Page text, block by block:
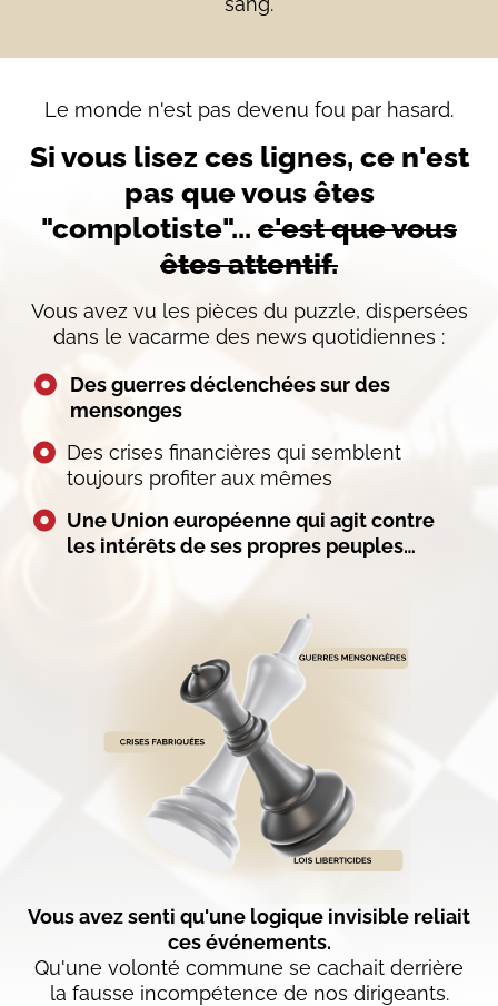
Le monde n'est pas devenu fou par hasard.
Si vous lisez ces lignes, ce n'est
pas que vous êtes
"complotiste"... c'est que vous
êtes attentif.
Vous avez vu les pièces du puzzle, dispersées
dans le vacarme des news quotidiennes :
Des guerres déclenchées sur des
mensonges
Des crises financières qui semblent
toujours profiter aux mêmes
Une Union européenne qui agit contre
les intérêts de ses propres peuples…
Vous avez senti qu'une logique invisible reliait
ces événements.
Qu'une volonté commune se cachait derrière
la fausse incompétence de nos dirigeants.